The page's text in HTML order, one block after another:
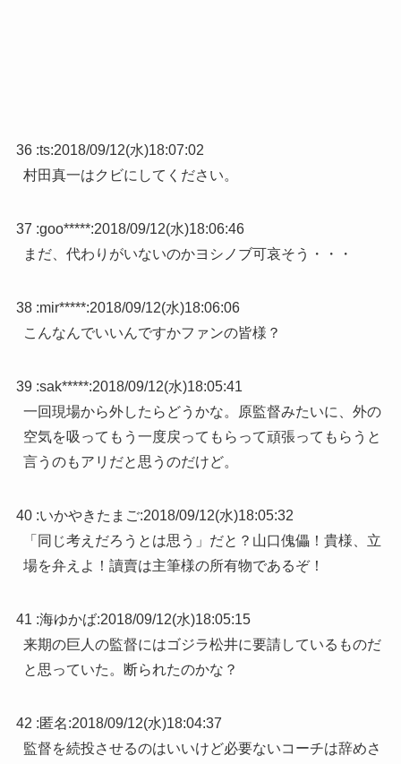
36 :ts:2018/09/12(水)18:07:02
村田真一はクビにしてください。
37 :goo*****:2018/09/12(水)18:06:46
まだ、代わりがいないのかヨシノブ可哀そう・・・
38 :mir*****:2018/09/12(水)18:06:06
こんなんでいいんですかファンの皆様？
39 :sak*****:2018/09/12(水)18:05:41
一回現場から外したらどうかな。原監督みたいに、外の
空気を吸ってもう一度戻ってもらって頑張ってもらうと
言うのもアリだと思うのだけど。
40 :いかやきたまご:2018/09/12(水)18:05:32
「同じ考えだろうとは思う」だと？山口傀儡！貴様、立
場を弁えよ！讀賣は主筆様の所有物であるぞ！
41 :海ゆかば:2018/09/12(水)18:05:15
来期の巨人の監督にはゴジラ松井に要請しているものだ
と思っていた。断られたのかな？
42 :匿名:2018/09/12(水)18:04:37
監督を続投させるのはいいけど必要ないコーチは辞めさ